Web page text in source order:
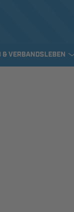
& VERBANDSLEBEN